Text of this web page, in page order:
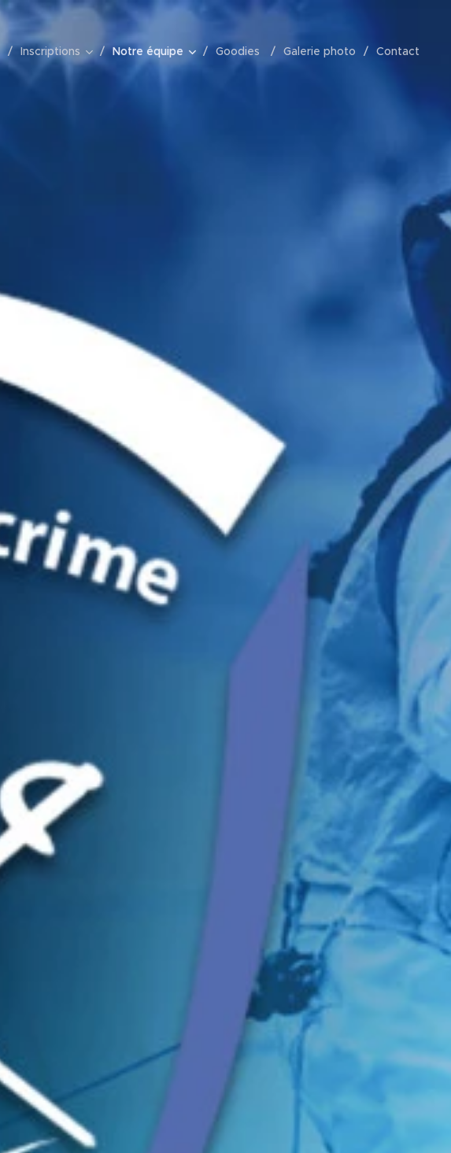
Inscriptions Notre équipe Goodies Galerie photo Contact